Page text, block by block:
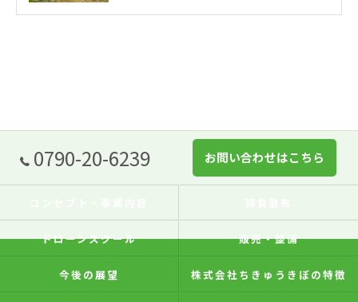
0790-20-6239 お問い合わせはこちら
ドローンスクール 販売・整備
今後の展望 株式会社ちきゅうきぼの特徴